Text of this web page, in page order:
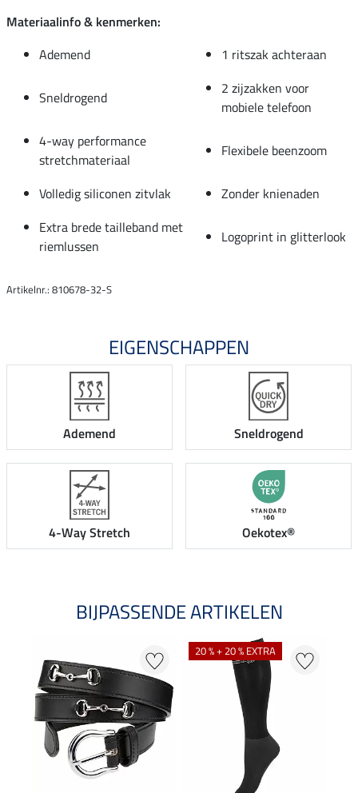
Materiaalinfo & kenmerken:
Ademend
1 ritszak achteraan
Sneldrogend
2 zijzakken voor
mobiele telefoon
4-way performance
stretchmateriaal
Flexibele beenzoom
Volledig siliconen zitvlak
Zonder knienaden
Extra brede tailleband met
riemlussen
Logoprint in glitterlook
Artikelnr.: 810678-32-S
EIGENSCHAPPEN
Ademend Sneldrogend
4-Way Stretch Oekotex®
BIJPASSENDE ARTIKELEN
20 % + 20 % EXTRA